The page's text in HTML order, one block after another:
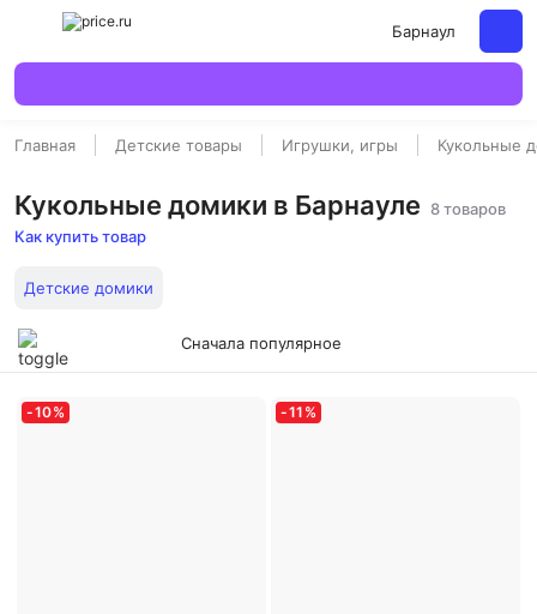
Барнаул
Главная Детские товары Игрушки, игры Кукольные
Кукольные домики в Барнауле 8 товаров
Как купить товар
Детские домики
Сначала популярное
-10% -11 %